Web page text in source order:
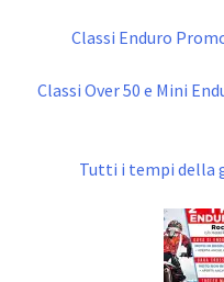
Classi Enduro
Classi Over 50 e Mini
Tutti i tempi della